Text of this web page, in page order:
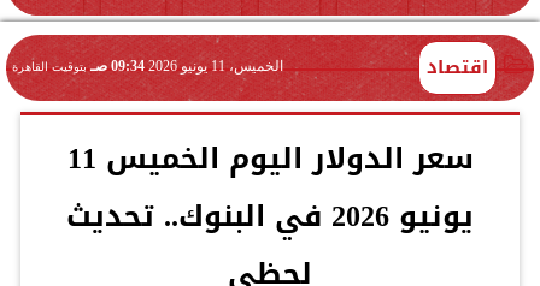
اقتصاد الخميس، 11 يونيو 2026 09:34 صـ بتوقيت القاهرة
سعر الدولار اليوم الخميس 11
يونيو 2026 في البنوك.. تحديث
لحظي